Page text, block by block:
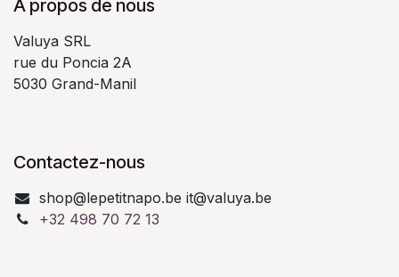
À propos de nous
Valuya SRL
rue du Poncia 2A
5030 Grand-Manil
Contactez-nous
shop@lepetitnapo.be it@valuya.be
+32 498 70 72 13